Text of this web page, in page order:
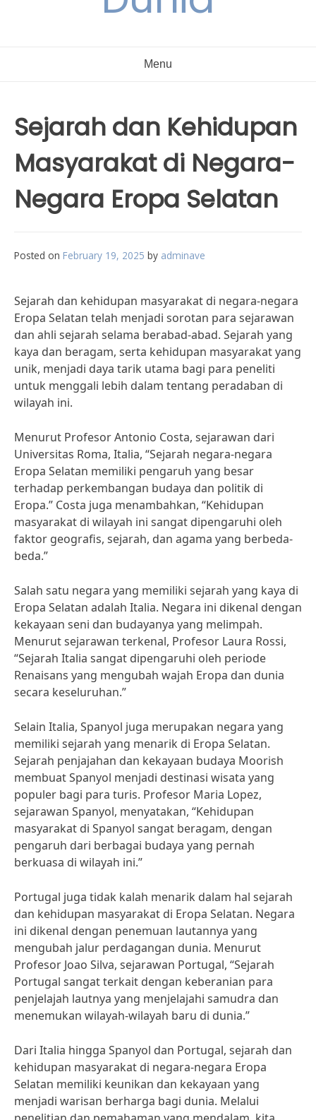
Menu
Sejarah dan Kehidupan
Masyarakat di Negara-
Negara Eropa Selatan
Posted on February 19, 2025 by adminave
Sejarah dan kehidupan masyarakat di negara-negara
Eropa Selatan telah menjadi sorotan para sejarawan
dan ahli sejarah selama berabad-abad. Sejarah yang
kaya dan beragam, serta kehidupan masyarakat yang
unik, menjadi daya tarik utama bagi para peneliti
untuk menggali lebih dalam tentang peradaban di
wilayah ini.
Menurut Profesor Antonio Costa, sejarawan dari
Universitas Roma, Italia, “Sejarah negara-negara
Eropa Selatan memiliki pengaruh yang besar
terhadap perkembangan budaya dan politik di
Eropa.” Costa juga menambahkan, “Kehidupan
masyarakat di wilayah ini sangat dipengaruhi oleh
faktor geografis, sejarah, dan agama yang berbeda-
beda.”
Salah satu negara yang memiliki sejarah yang kaya di
Eropa Selatan adalah Italia. Negara ini dikenal dengan
kekayaan seni dan budayanya yang melimpah.
Menurut sejarawan terkenal, Profesor Laura Rossi,
“Sejarah Italia sangat dipengaruhi oleh periode
Renaisans yang mengubah wajah Eropa dan dunia
secara keseluruhan.”
Selain Italia, Spanyol juga merupakan negara yang
memiliki sejarah yang menarik di Eropa Selatan.
Sejarah penjajahan dan kekayaan budaya Moorish
membuat Spanyol menjadi destinasi wisata yang
populer bagi para turis. Profesor Maria Lopez,
sejarawan Spanyol, menyatakan, “Kehidupan
masyarakat di Spanyol sangat beragam, dengan
pengaruh dari berbagai budaya yang pernah
berkuasa di wilayah ini.”
Portugal juga tidak kalah menarik dalam hal sejarah
dan kehidupan masyarakat di Eropa Selatan. Negara
ini dikenal dengan penemuan lautannya yang
mengubah jalur perdagangan dunia. Menurut
Profesor Joao Silva, sejarawan Portugal, “Sejarah
Portugal sangat terkait dengan keberanian para
penjelajah lautnya yang menjelajahi samudra dan
menemukan wilayah-wilayah baru di dunia.”
Dari Italia hingga Spanyol dan Portugal, sejarah dan
kehidupan masyarakat di negara-negara Eropa
Selatan memiliki keunikan dan kekayaan yang
menjadi warisan berharga bagi dunia. Melalui